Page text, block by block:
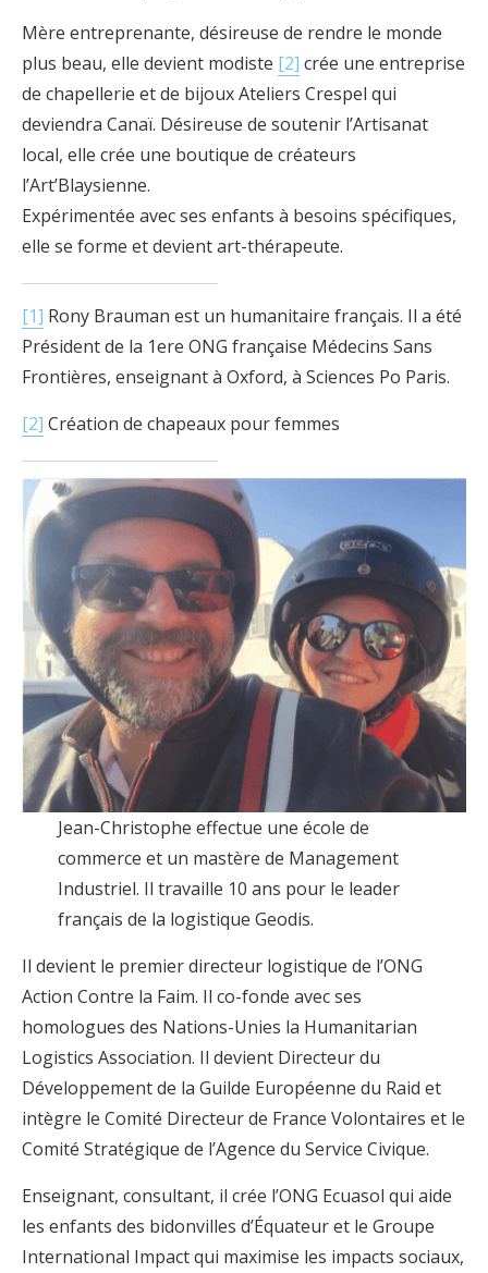
Mère entreprenante, désireuse de rendre le monde
plus beau, elle devient modiste [2] crée une entreprise
de chapellerie et de bijoux Ateliers Crespel qui
deviendra Canaï. Désireuse de soutenir l’Artisanat
local, elle crée une boutique de créateurs
l’Art’Blaysienne.
Expérimentée avec ses enfants à besoins spécifiques,
elle se forme et devient art-thérapeute.
[1] Rony Brauman est un humanitaire français. Il a été
Président de la 1ere ONG française Médecins Sans
Frontières, enseignant à Oxford, à Sciences Po Paris.
[2] Création de chapeaux pour femmes
Jean-Christophe effectue une école de
commerce et un mastère de Management
Industriel. Il travaille 10 ans pour le leader
français de la logistique Geodis.
Il devient le premier directeur logistique de l’ONG
Action Contre la Faim. Il co-fonde avec ses
homologues des Nations-Unies la Humanitarian
Logistics Association. Il devient Directeur du
Développement de la Guilde Européenne du Raid et
intègre le Comité Directeur de France Volontaires et le
Comité Stratégique de l’Agence du Service Civique.
Enseignant, consultant, il crée l’ONG Ecuasol qui aide
les enfants des bidonvilles d’Équateur et le Groupe
International Impact qui maximise les impacts sociaux,